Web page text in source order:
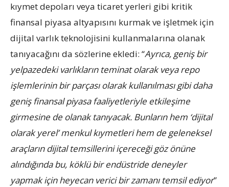
kıymet depoları veya ticaret yerleri gibi kritik
finansal piyasa altyapısını kurmak ve işletmek için
dijital varlık teknolojisini kullanmalarına olanak
tanıyacağını da sözlerine ekledi: “Ayrıca, geniş bir
yelpazedeki varlıkların teminat olarak veya repo
işlemlerinin bir parçası olarak kullanılması gibi daha
geniş finansal piyasa faaliyetleriyle etkileşime
girmesine de olanak tanıyacak. Bunların hem ‘dijital
olarak yerel’ menkul kıymetleri hem de geleneksel
araçların dijital temsillerini içereceği göz önüne
alındığında bu, köklü bir endüstride deneyler
yapmak için heyecan verici bir zamanı temsil ediyor”